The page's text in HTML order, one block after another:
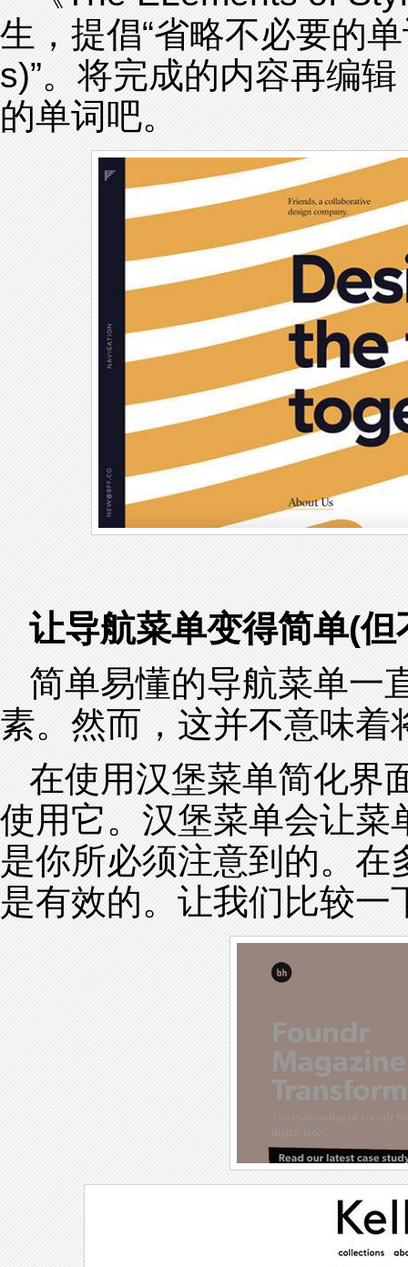
生，提倡“省略不必要的
s)”。将完成的内容再编
的单词吧。
让导航菜单变得简单(但
简单易懂的导航菜单一
素。然而，这并不意味着
在使用汉堡菜单简化界
使用它。汉堡菜单会让菜
是你所必须注意到的。
是有效的。让我们比较一